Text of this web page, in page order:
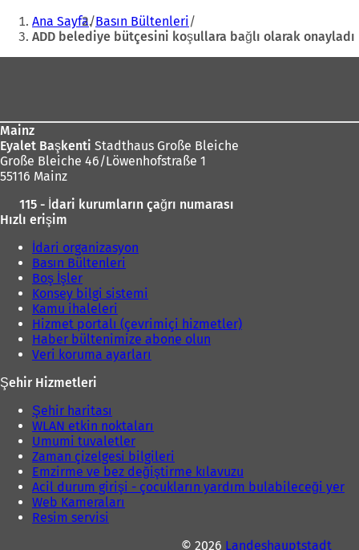
Buradasınız:
Ana Sayfa Basın Bültenleri
ADD belediye bütçesini koşullara bağlı olarak onayladı
Mainz
Eyalet Başkenti Stadthaus Große Bleiche
Große Bleiche 46/Löwenhofstraße 1
55116 Mainz
115 - İdari kurumların çağrı numarası
Hızlı erişim
İdari organizasyon
Basın Bültenleri
Boş İşler
Konsey bilgi sistemi
Kamu ihaleleri
Hizmet portalı (çevrimiçi hizmetler)
Haber bültenimize abone olun
Veri koruma ayarları
Şehir Hizmetleri
Şehir haritası
WLAN etkin noktaları
Umumi tuvaletler
Zaman çizelgesi bilgileri
Emzirme ve bez değiştirme kılavuzu
Acil durum girişi - çocukların yardım bulabileceği yer
Web Kameraları
Resim servisi
© 2026 Landeshauptstadt